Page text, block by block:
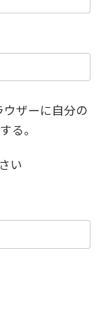
ザーに自分の
る。
い